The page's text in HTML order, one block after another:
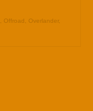
Offroad Overlander,